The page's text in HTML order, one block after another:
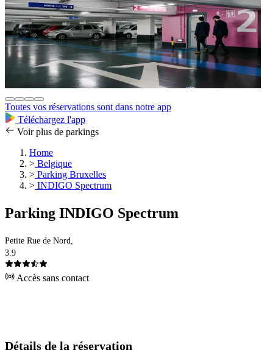
Toutes vos réservations sont dans notre app
Téléchargez l'app
Voir plus de parkings
Home
> Belgique
> Parking Bruxelles
> INDIGO Spectrum
Parking INDIGO Spectrum
Petite Rue de Nord,
3.9
Accès sans contact
Détails de la réservation